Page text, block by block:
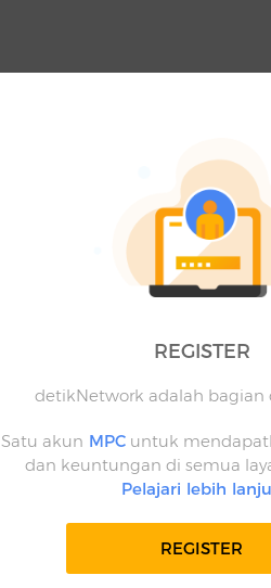
REGISTER
detikNetwork adalah bagian
Satu akun MPCuntuk
dan keuntungan di semua
Pelajari lebih
REGISTER